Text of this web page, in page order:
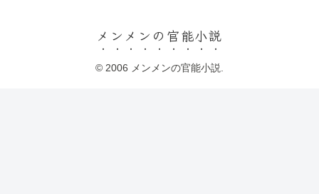
メンメンの官能小説
© 2006 メンメンの官能小説.